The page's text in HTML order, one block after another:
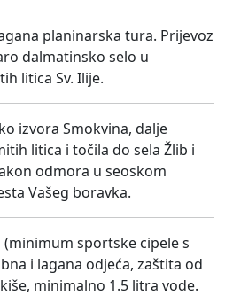
planinarska tura. Prijevoz
dalmatinsko selo u
litica Sv. Ilije.
izvora Smokvina, dalje
litica i točila do sela Žlib i
odmora u seoskom
Vašeg boravka.
sportske cipele s
i lagana odjeća, zaštita od
minimalno 1.5 litra vode.